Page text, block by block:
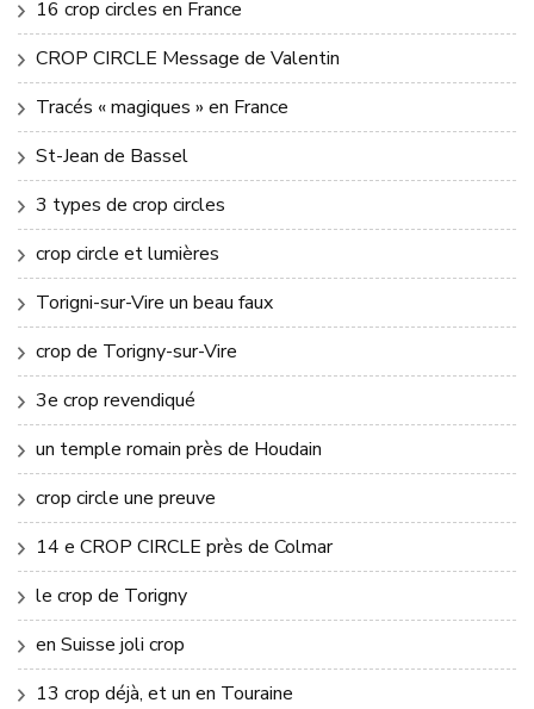
16 crop circles en France
CROP CIRCLE Message de Valentin
Tracés « magiques » en France
St-Jean de Bassel
3 types de crop circles
crop circle et lumières
Torigni-sur-Vire un beau faux
crop de Torigny-sur-Vire
3e crop revendiqué
un temple romain près de Houdain
crop circle une preuve
14 e CROP CIRCLE près de Colmar
le crop de Torigny
en Suisse joli crop
13 crop déjà, et un en Touraine